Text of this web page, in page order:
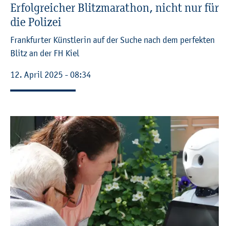
Er­folg­rei­cher Blitz­ma­ra­thon, nicht nur für
die Po­li­zei
Frank­fur­ter Künst­le­rin auf der Suche nach dem per­fek­ten
Blitz an der FH Kiel
12. April 2025 - 08:34